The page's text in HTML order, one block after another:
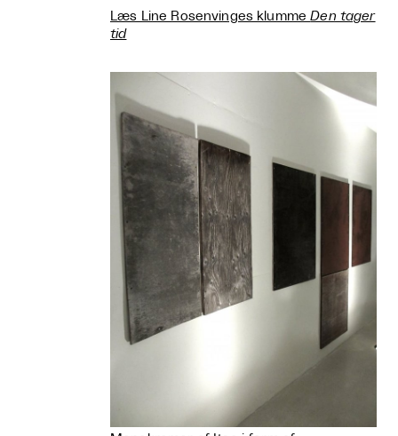
Læs Line Rosenvinges klummeDen tager
tid